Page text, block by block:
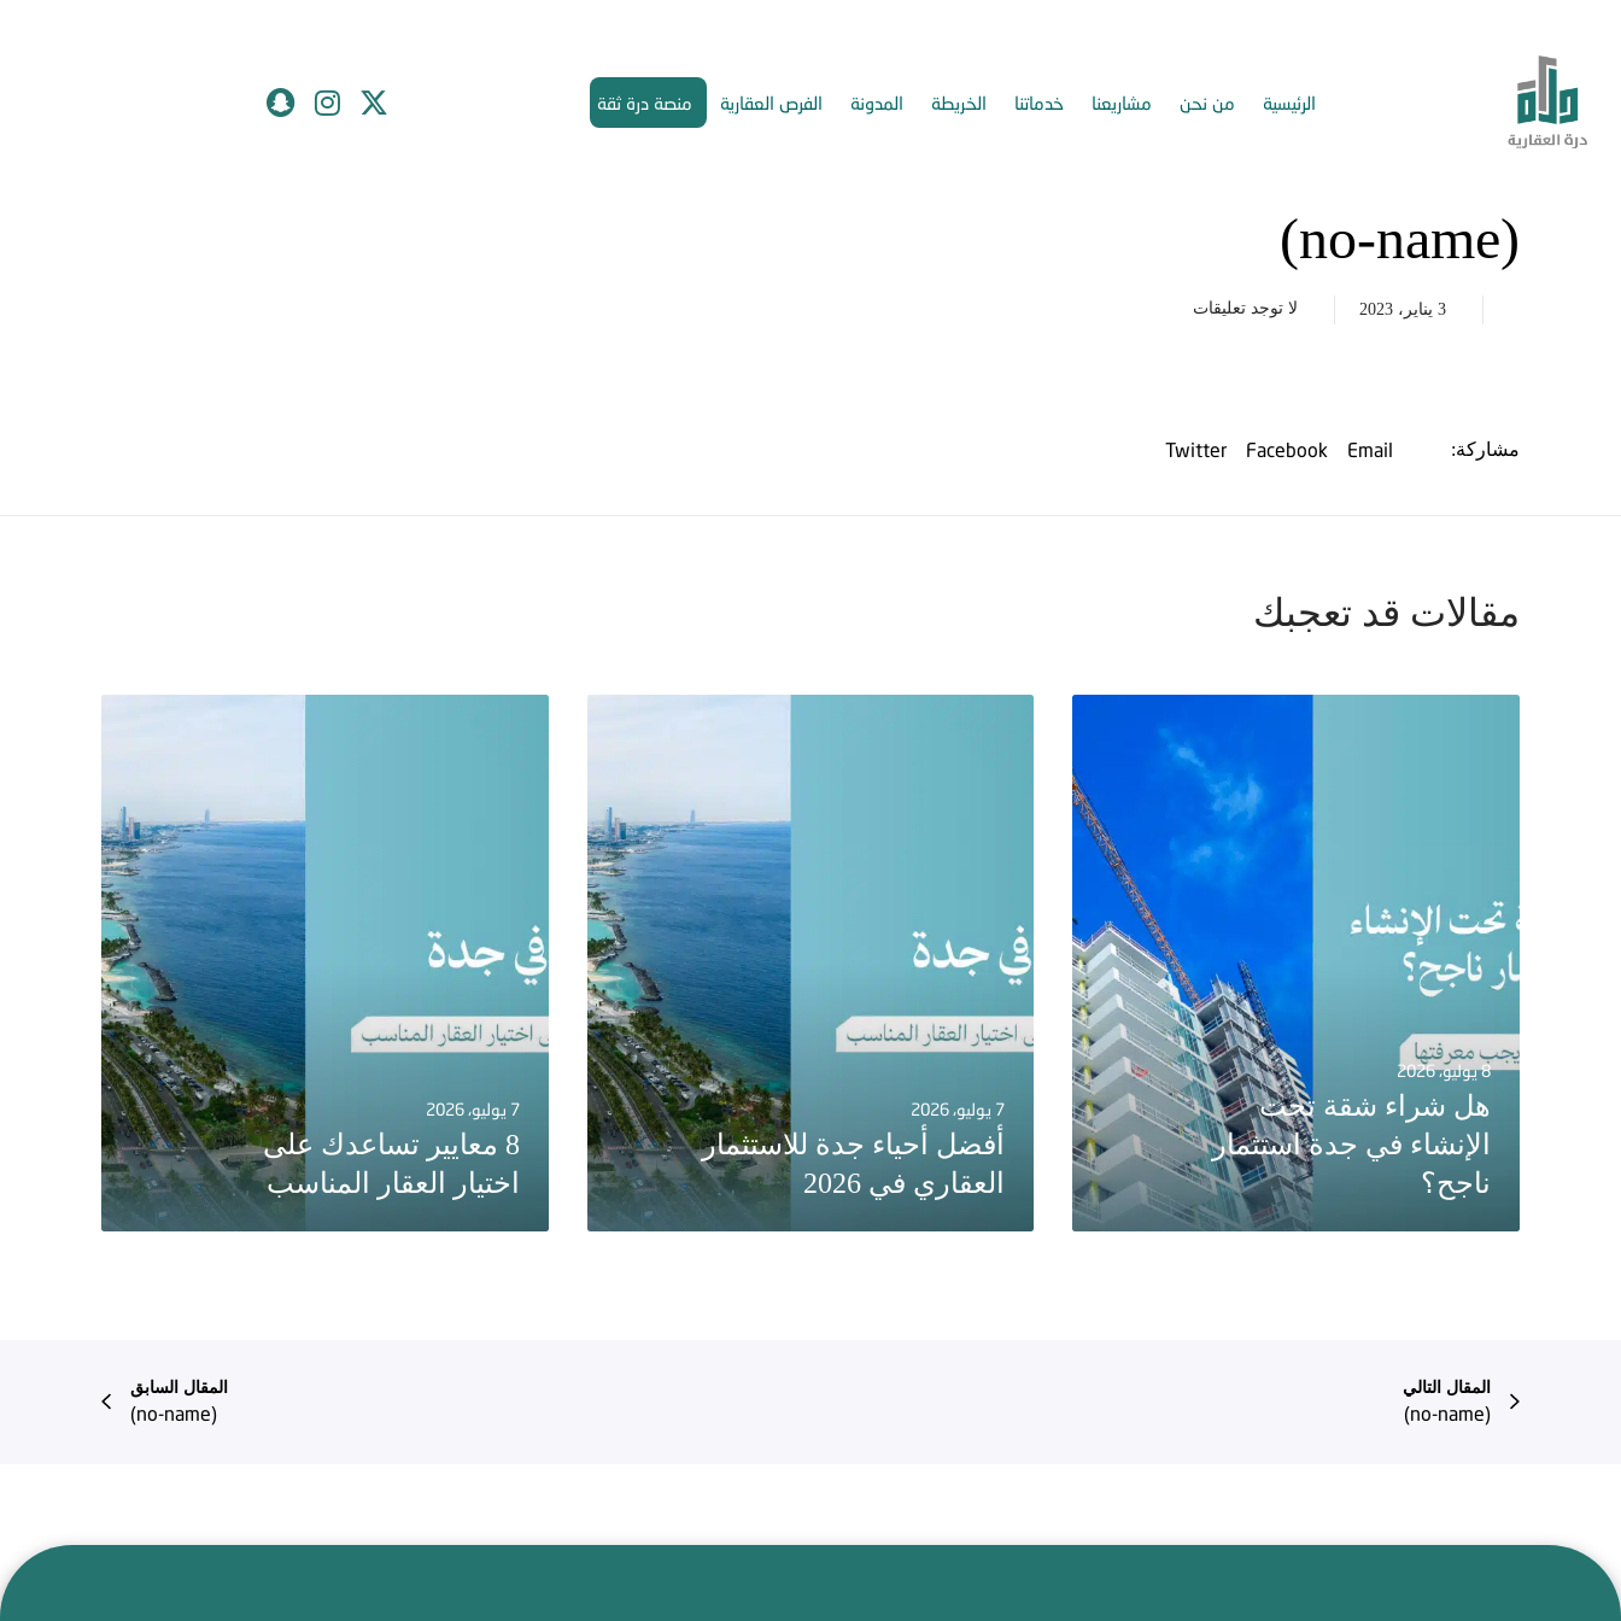
الرئيسية من نحن مشاريعنا خدماتنا الخريطة المدونة الفرص العقارية منصة درة ثقة
(no-name)
3 يناير، 2023 لا توجد تعليقات
مشاركة: Email
Facebook
Twitter
مقالات قد تعجبك
8 يوليو، 2026
هل شراء شقة تحت
الإنشاء في جدة استثمار
ناجح؟
7 يوليو، 2026
أفضل أحياء جدة للاستثمار
العقاري في 2026
7 يوليو، 2026
8 معايير تساعدك على
اختيار العقار المناسب
المقال السابق
(no-name)
المقال التالي
(no-name)